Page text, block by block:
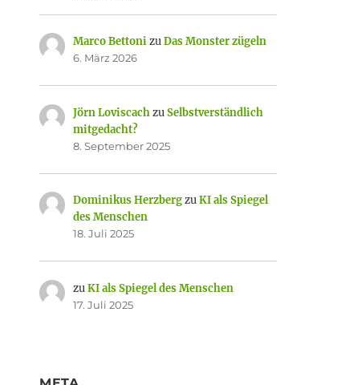
Marco BettonizuDas Monster zügeln
6. März 2026
Jörn LoviscachzuSelbstverständlich
mitgedacht?
8. September 2025
Dominikus HerzbergzuKI als Spiegel
des Menschen
18. Juli 2025
zuKI als Spiegel des Menschen
17. Juli 2025